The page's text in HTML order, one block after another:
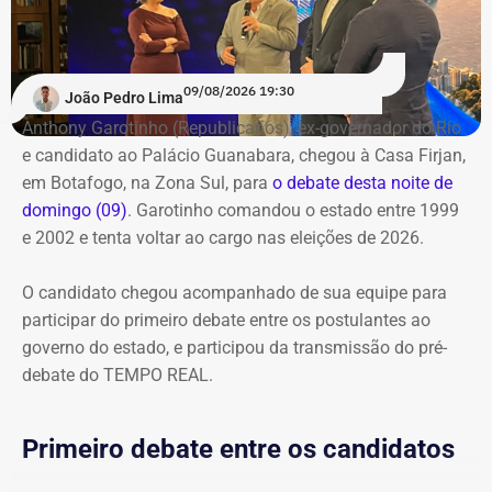
especial do TEMPO REAL pelo Instagram do portal, com
transmissão e atualizações nos Stories. Estamos ao vivo
com o pré-debate desde às 19h.Acompanhe pelo link.
João Pedro Lima09/08/2026 19:30
Anthony Garotinho (Republicanos), ex-governador do Rio
e candidato ao Palácio Guanabara, chegou à Casa Firjan,
em Botafogo, na Zona Sul, para o debate desta noite de
domingo (09). Garotinho comandou o estado entre 1999
e 2002 e tenta voltar ao cargo nas eleições de 2026.
O candidato chegou acompanhado de sua equipe para
participar do primeiro debate entre os postulantes ao
governo do estado, e participou da transmissão do pré-
debate do TEMPO REAL.
Primeiro debate entre os candidatos